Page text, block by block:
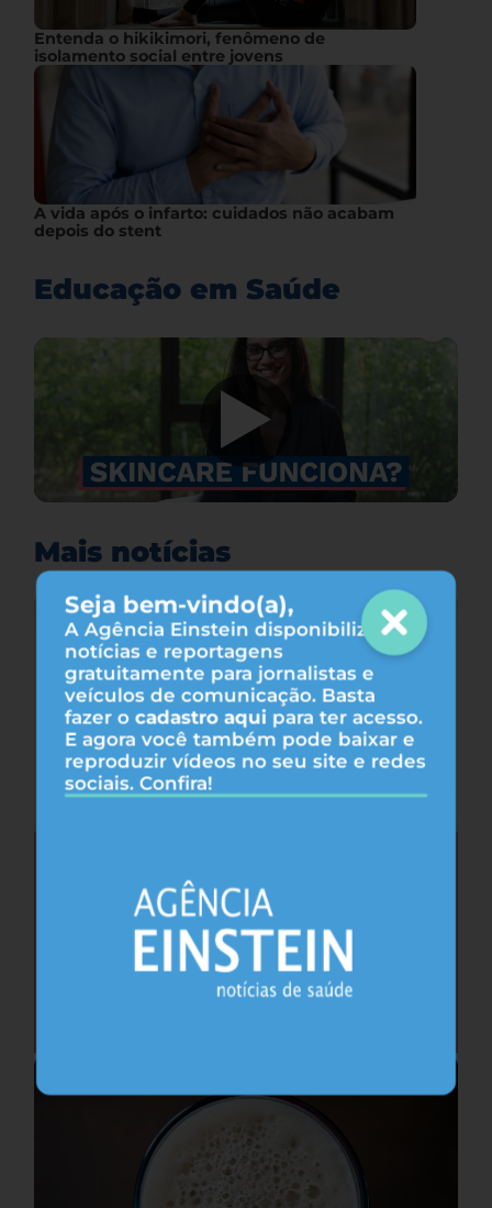
Seja bem-vindo(a),
A Agência Einstein disponibiliza
notícias e reportagens
gratuitamente para jornalistas e
veículos de comunicação. Basta
fazer o cadastro aqui para ter acesso.
E agora você também pode baixar e
reproduzir vídeos no seu site e redes
sociais. Confira!
Entenda o hikikimori, fenômeno de
isolamento social entre jovens
A vida após o infarto: cuidados não acabam
depois do stent
Educação em Saúde
Mais notícias
Por que é um erro avaliar apenas os
ovários para diagnosticar a SOMP